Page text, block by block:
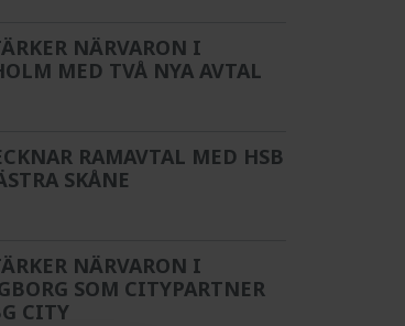
NÄRVARON I
MED TVÅ NYA AVTAL
RAMAVTAL MED HSB
SKÅNE
NÄRVARON I
SOM CITYPARTNER
CITY